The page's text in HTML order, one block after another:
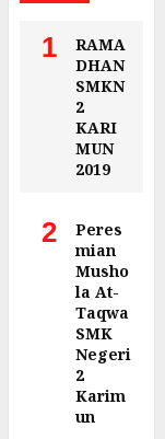
1
RAMA
DHAN
SMKN
2
KARI
MUN
2019
2
Peres
mian
Musho
la At-
Taqwa
SMK
Negeri
2
Karim
un